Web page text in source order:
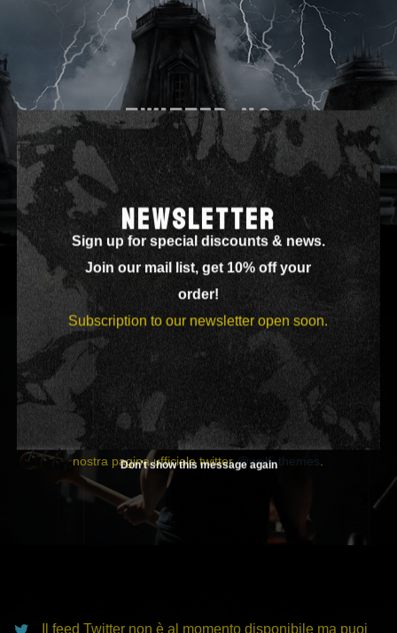
NEWSLETTER
Sign up for special discounts & news.
Join our mail list, get 10% off your
order!
Subscription to our newsletter open soon.
Don't show this message again
TWITTER-NO
Il feed Twitter non è al momento disponibile ma puoi visitare la
nostra pagina ufficiale twitter@wolf_themes
Il feed Twitter non è al momento disponibile ma puoi